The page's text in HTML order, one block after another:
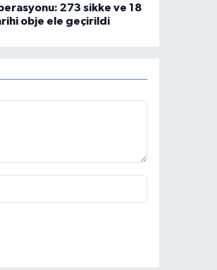
273 sikke ve 18
obje ele geçirildi